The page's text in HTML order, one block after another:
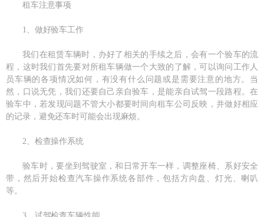
租车注意事项
1、做好验车工作
我们在租赁车辆时，办好了相关的手续之后，会有一个验车的流
程，这时我们首先要对所租车辆做一个大致的了解，可以询问工作人
员车辆的各项情况如何，有没有什么问题或是需要注意的地方。当
然，口说无凭，我们还要自己亲自验车，是能亲自试驾一段路程。在
验车中，若发现问题不管大小都要时间向租车公司反映，并做好相应
的记录，避免还车时可能会出现麻烦。
2、检查操作系统
验车时，要坐到驾驶室，和日常开车一样，调整座椅、系好安全
带，然后开始检查汽车操作系统各部件，包括方向盘、灯光、喇叭
等。